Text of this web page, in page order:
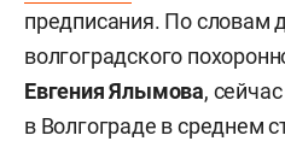
предписания. По словам
волгоградского
Евгения Ялымова,
в Волгограде в среднем